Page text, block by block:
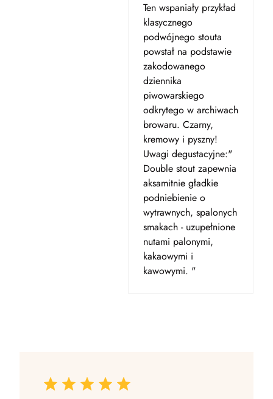
Ten wspaniały przykład
klasycznego
podwójnego stouta
powstał na podstawie
zakodowanego
dziennika
piwowarskiego
odkrytego w archiwach
browaru. Czarny,
kremowy i pyszny!
Uwagi degustacyjne:"
Double stout zapewnia
aksamitnie gładkie
podniebienie o
wytrawnych, spalonych
smakach - uzupełnione
nutami palonymi,
kakaowymi i
kawowymi. "